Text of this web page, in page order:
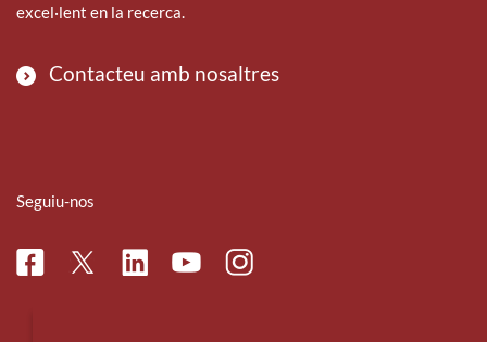
excel·lent en la recerca.
Contacteu amb nosaltres
Seguiu-nos
FacebookTwitterLinkedinYoutubeInstagram